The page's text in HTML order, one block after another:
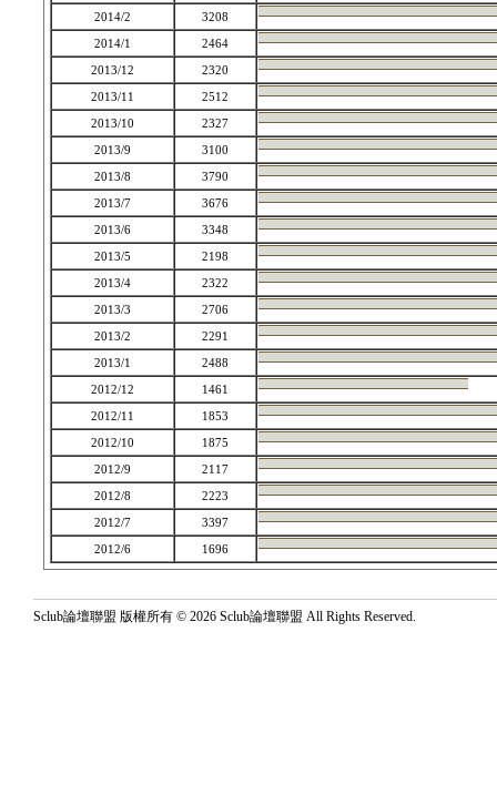
2014/2
3208
2014/1
2464
2013/12
2320
2013/11
2512
2013/10
2327
2013/9
3100
2013/8
3790
2013/7
3676
2013/6
3348
2013/5
2198
2013/4
2322
2013/3
2706
2013/2
2291
2013/1
2488
2012/12
1461
2012/11
1853
2012/10
1875
2012/9
2117
2012/8
2223
2012/7
3397
2012/6
1696
Sclub論壇聯盟 版權所有 © 2026 Sclub論壇聯盟 All Rights Reserved.